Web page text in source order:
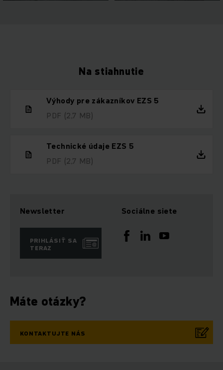
Na stiahnutie
Výhody pre zákazníkov EZS 5
PDF (2,7 MB)
Technické údaje EZS 5
PDF (2,7 MB)
Newsletter
PRIHLÁSIŤ SA
TERAZ
Sociálne siete
Máte otázky?
KONTAKTUJTE NÁS